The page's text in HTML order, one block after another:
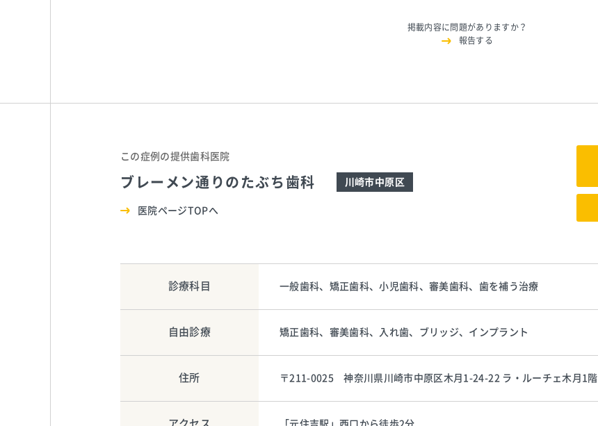
掲載内容に問題がありますか？
報告する
この症例の提供歯科医院
ブレーメン通りのたぶち歯科 川崎市中原区
医院ページTOPへ
診療科目 一般歯科、矯正歯科、小児歯科、審美歯科、歯を補う治療
自由診療 矯正歯科、審美歯科、入れ歯、ブリッジ、インプラント
住所 〒211-0025 神奈川県川崎市中原区木月1-24-22 ラ・ルーチェ木月1階
アクセス 「元住吉駅」西口から徒歩2分